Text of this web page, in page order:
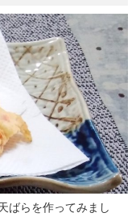
ばらを作ってみまし